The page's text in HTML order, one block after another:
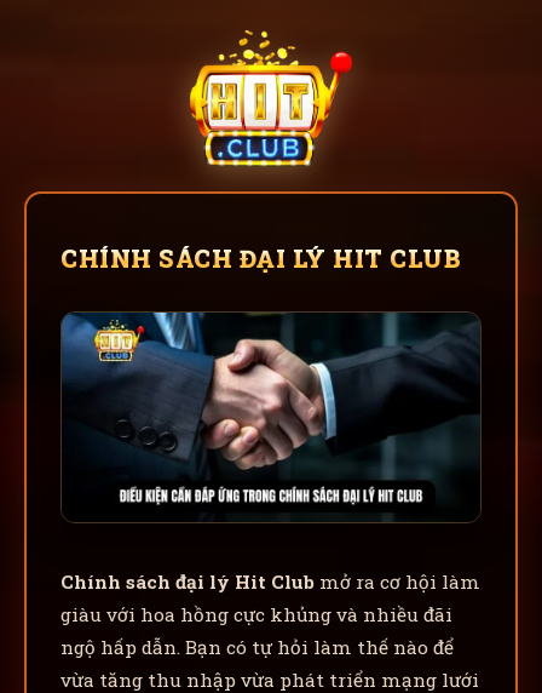
CHÍNH SÁCH ĐẠI LÝ HIT CLUB
Chính sách đại lý Hit Club mở ra cơ hội làm
giàu với hoa hồng cực khủng và nhiều đãi
ngộ hấp dẫn. Bạn có tự hỏi làm thế nào để
vừa tăng thu nhập vừa phát triển mạng lưới